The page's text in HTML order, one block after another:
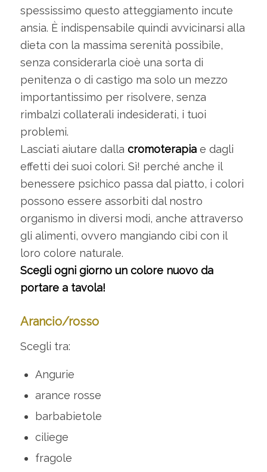
spessissimo questo atteggiamento incute
ansia. È indispensabile quindi avvicinarsi alla
dieta con la massima serenità possibile,
senza considerarla cioè una sorta di
penitenza o di castigo ma solo un mezzo
importantissimo per risolvere, senza
rimbalzi collaterali indesiderati, i tuoi
problemi.
Lasciati aiutare dalla cromoterapiae dagli
effetti dei suoi colori. Sì! perché anche il
benessere psichico passa dal piatto, i colori
possono essere assorbiti dal nostro
organismo in diversi modi, anche attraverso
gli alimenti, ovvero mangiando cibi con il
loro colore naturale.
Scegli ogni giorno un colore nuovo da
portare a tavola!
Arancio/rosso
Scegli tra:
Angurie
arance rosse
barbabietole
ciliege
fragole